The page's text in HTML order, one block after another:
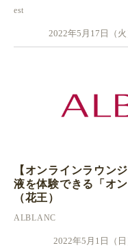
est
2022年5月17日（
【オンラインラウン
液を体験できる「オ
（花王）
ALBLANC
2022年5月1日（